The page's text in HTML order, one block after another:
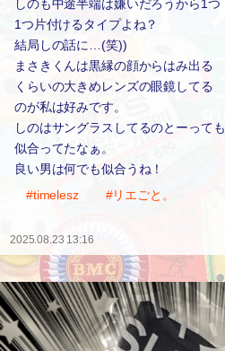
しのも中途半端は嫌いだろうから1つ
1つ片付けるタイプよね？
結局しの話に…(笑))
まさきくんは黒縁の顔からはみ出る
くらいの大きめレンズの眼鏡してる
のが私は好みです。
しのはサングラスしてるのとーっても
似合ってたなぁ。
良い男は何でも似合うね！
#timelesz
#リエごと。
2025.08.23 13:16